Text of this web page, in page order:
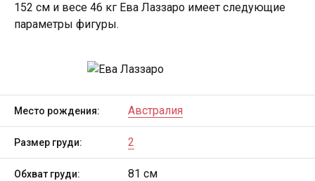
152 см и весе 46 кг Ева Лаззаро имеет следующие
параметры фигуры.
Место рождения: Австралия
Размер груди: 2
Обхват груди: 81 см